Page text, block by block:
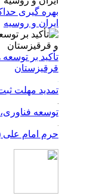
بهره گیری
ایران و روسیه
تأکید بر
قرقیزستان
تمدید مهلت ثبت‌نام
توسعه
حرم امام علی